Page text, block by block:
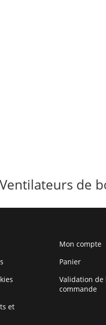
de
et
Mon compte
Panier
Validation de
commande